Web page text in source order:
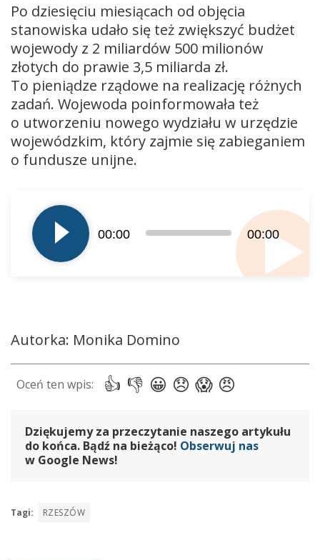
Po dziesięciu miesiącach od objęcia
stanowiska udało się też zwiększyć budżet
wojewody z 2 miliardów 500 milionów
złotych do prawie 3,5 miliarda zł.
To pieniądze rządowe na realizację różnych
zadań. Wojewoda poinformowała też
o utworzeniu nowego wydziału w urzędzie
wojewódzkim, który zajmie się zabieganiem
o fundusze unijne.
plików
dźwiękowych
00:00 00:00
Autorka: Monika Domino
Dziękujemy za przeczytanie naszego artykułu
do końca. Bądź na bieżąco! Obserwuj nas
w Google News!
Tagi: RZESZÓW